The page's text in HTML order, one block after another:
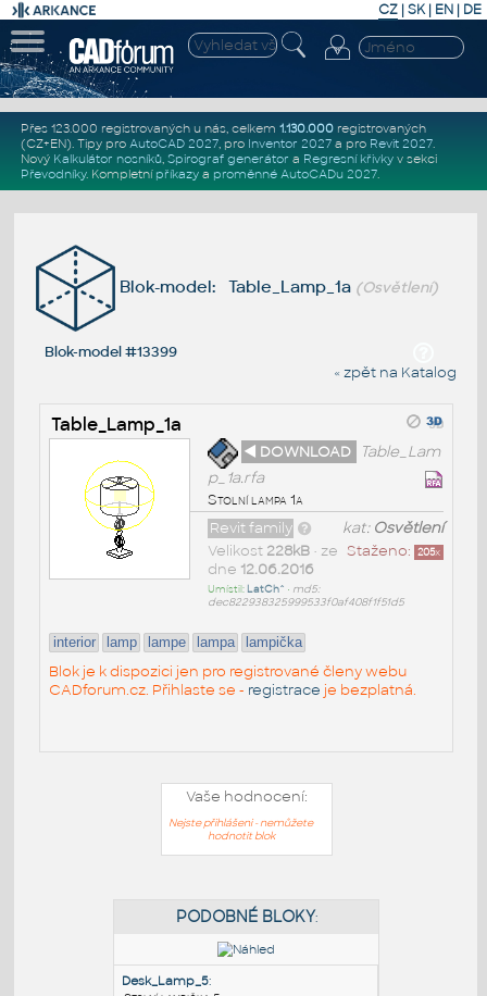
CZ | SK| EN | DE
Přes 123.000 registrovaných u nás, celkem 1.130.000registrovaných
(CZ+EN). Tipy pro AutoCAD 2027, pro Inventor 2027a pro Revit 2027.
Nový Kalkulátor nosníků, Spirograf generátor a Regresní křivkyv sekci
Převodníky. Kompletní příkazya proměnné AutoCADu 2027.
Blok-model: Table_Lamp_1a (Osvětlení)
Blok-model #13399
« zpět na Katalog
Table_Lamp_1a
◄ DOWNLOAD
Table_Lam
p_1a.rfa
Stolní lampa 1a
kat: Osvětlení
Revit family
Staženo: 205x
Velikost 228kB• ze
dne 12.06.2016
Umístil: LatCh^ • md5:
dec822938325999533f0af408f1f51d5
interior lamp lampe lampa lampička
Blok je k dispozici jen pro registrované členy webu
CADforum.cz. Přihlaste se - registrace je bezplatná.
Vaše hodnocení:
Nejste přihlášeni - nemůžete
hodnotit blok